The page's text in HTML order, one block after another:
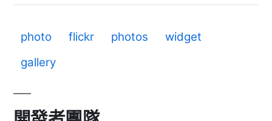
photo flickr photos
widget
gallery